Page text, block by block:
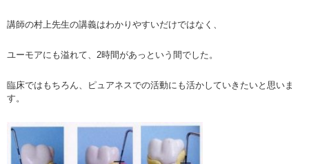
講師の村上先生の講義はわかりやすいだけではなく、
ユーモアにも溢れて、2時間があっという間でした。
臨床ではもちろん、ピュアネスでの活動にも活かしていきたいと思いま
す。